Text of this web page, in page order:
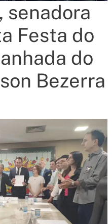
senadora
Festa do
do
Bezerra